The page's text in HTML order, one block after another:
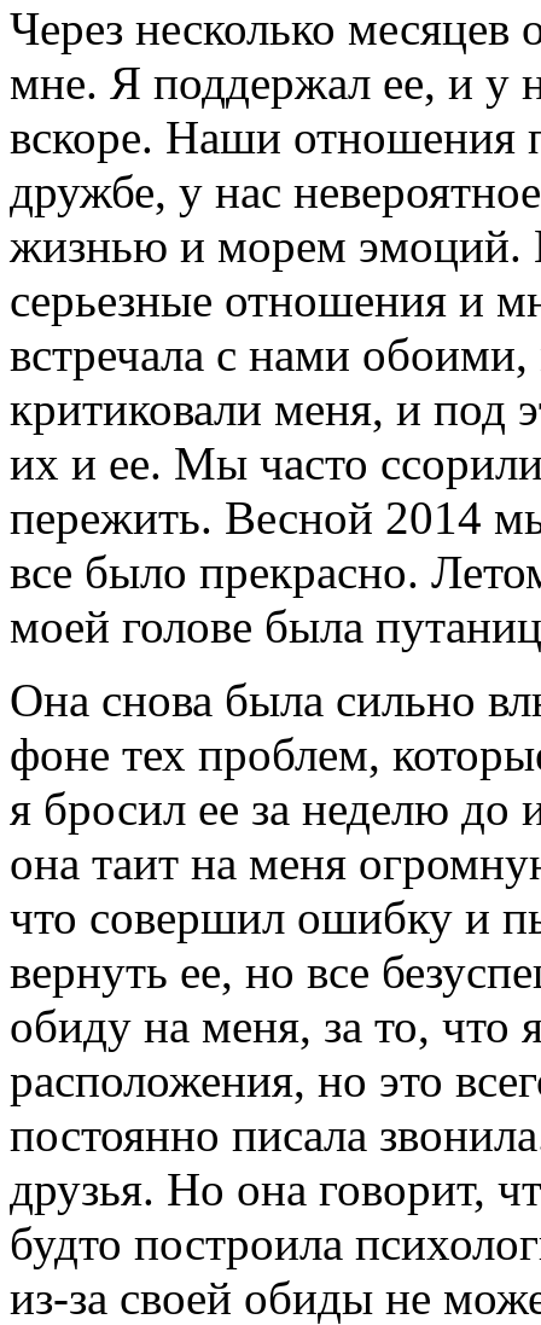
Через несколько месяцев
мне. Я поддержал ее, и у
вскоре. Наши отношения
дружбе, у нас
жизнью и морем эмоций.
серьезные отношения и
встречала с нами
критиковали меня, и под
их и ее. Мы часто
пережить. Весной 2014
все было прекрасно.
моей голове была
Она снова была сильно
фоне тех проблем,
я бросил ее за неделю до
она таит на меня
что совершил ошибку и
вернуть ее, но все
обиду на меня, за то, что
расположения, но это
постоянно писала
друзья. Но она говорит,
будто построила
из-за своей обиды не